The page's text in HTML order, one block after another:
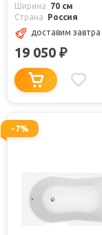
Ширина
70 см
Страна
Россия
доставим завтра
19 050 ₽
-7%